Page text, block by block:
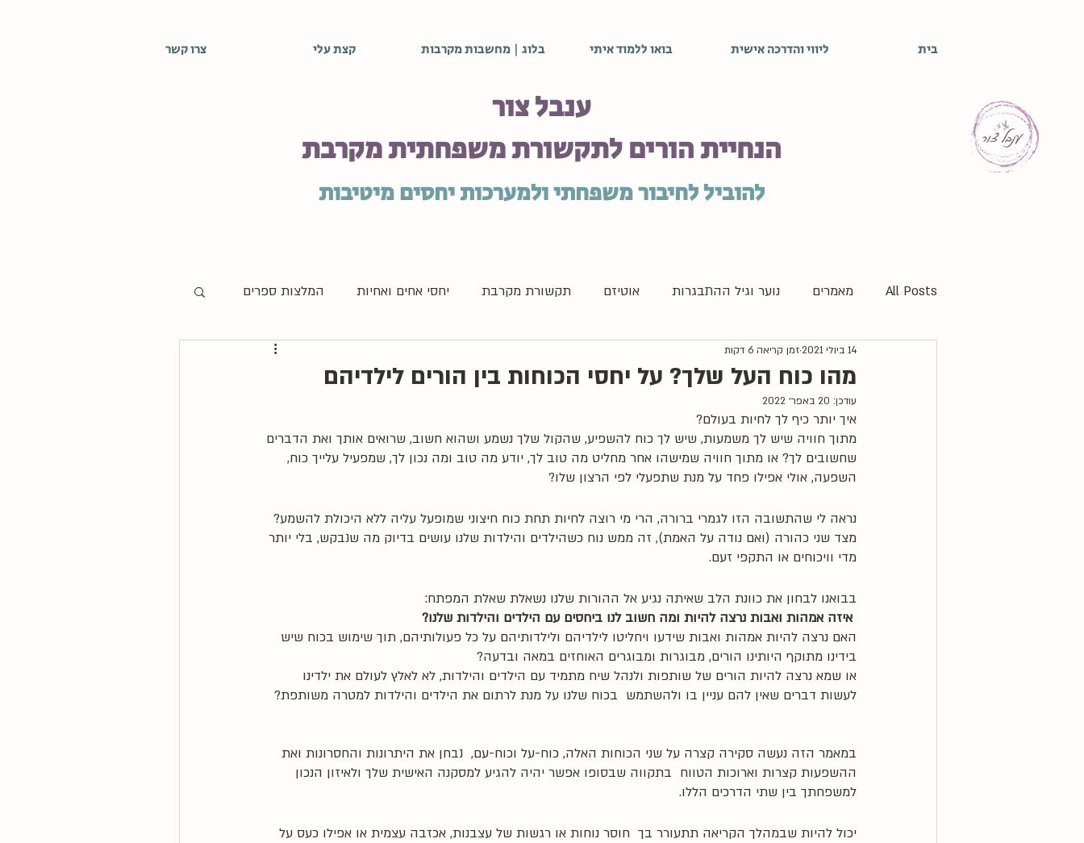
בית ליווי והדרכה אישית בואו ללמוד איתי בלוג | מחשבות מקרבות קצת עלי צרו קשר
ענבל צור
הנחיית הורים לתקשורת משפחתית מקרבת
להוביל לחיבור משפחתי ולמערכות יחסים מיטיבות
All Posts מאמרים נוער וגיל ההתבגרות אוטיזם תקשורת מקרבת יחסי אחים ואחיות המלצות ספרים
התפתחות אישית
מהו כוח העל שלך? על יחסי הכוחות בין הורים לילדיהם
14 ביולי 2021 זמן קריאה 6 דקות
עודכן: 20 באפר׳ 2022
איך יותר כיף לך לחיות בעולם?
מתוך חוויה שיש לך משמעות, שיש לך כוח להשפיע, שהקול שלך נשמע ושהוא חשוב, שרואים אותך ואת הדברים
שחשובים לך? או מתוך חוויה שמישהו אחר מחליט מה טוב לך, יודע מה טוב ומה נכון לך, שמפעיל עלייך כוח,
השפעה, אולי אפילו פחד על מנת שתפעלי לפי הרצון שלו?
נראה לי שהתשובה הזו לגמרי ברורה, הרי מי רוצה לחיות תחת כוח חיצוני שמופעל עליה ללא היכולת להשמע?
מצד שני כהורה (ואם נודה על האמת), זה ממש נוח כשהילדים והילדות שלנו עושים בדיוק מה שנבקש, בלי יותר
מדי וויכוחים או התקפי זעם.
בבואנו לבחון את כוונת הלב שאיתה נגיע אל ההורות שלנו נשאלת שאלת המפתח:
איזה אמהות ואבות נרצה להיות ומה חשוב לנו ביחסים עם הילדים והילדות שלנו?
האם נרצה להיות אמהות ואבות שידעו ויחליטו לילדיהם ולילדותיהם על כל פעולותיהם, תוך שימוש בכוח שיש
בידינו מתוקף היותינו הורים, מבוגרות ומבוגרים האוחזים במאה ובדעה?
או שמא נרצה להיות הורים של שותפות ולנהל שיח מתמיד עם הילדים והילדות, לא לאלץ לעולם את ילדינו
לעשות דברים שאין להם עניין בו ולהשתמש  בכוח שלנו על מנת לרתום את הילדים והילדות למטרה משותפת?
במאמר הזה נעשה סקירה קצרה על שני הכוחות האלה, כוח-על וכוח-עם,  נבחן את היתרונות והחסרונות ואת
ההשפעות קצרות וארוכות הטווח  בתקווה שבסופו אפשר יהיה להגיע למסקנה האישית שלך ולאיזון הנכון
למשפחתך בין שתי הדרכים הללו.
יכול להיות שבמהלך הקריאה תתעורר בך  חוסר נוחות או רגשות של עצבנות, אכזבה עצמית או אפילו כעס על